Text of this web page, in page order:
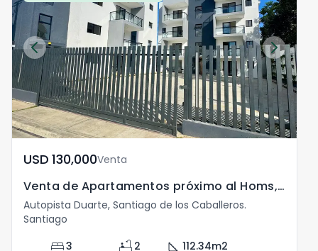
USD	130,000Venta
Venta de Apartamentos próximo al Homs, Santiago
Autopista Duarte, Santiago de los Caballeros.
Santiago
bed3 bathtub 2 square_foot 112.34m2